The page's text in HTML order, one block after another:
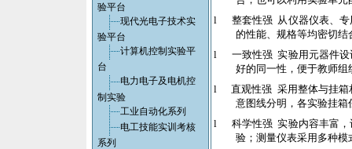
验平台
现代光电子技术实
验平台
计算机控制实验平
台
电力电子及电机控
制实验
工业自动化系列
电工技能实训考核
系列
l
整套性强 从仪器仪表、
的性能、规格等均密切
l
一致性强 实验用元器件
好的同一性，便于教师组
l
直观性强 采用整体与挂
意图线分明，各实验挂
l
科学性强 实验内容丰富
验；测量仪表采用多种